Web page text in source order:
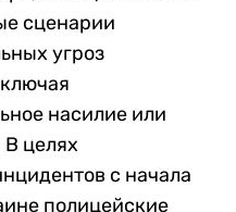
сценарии
угроз
насилие или
В целях
с начала
полицейские